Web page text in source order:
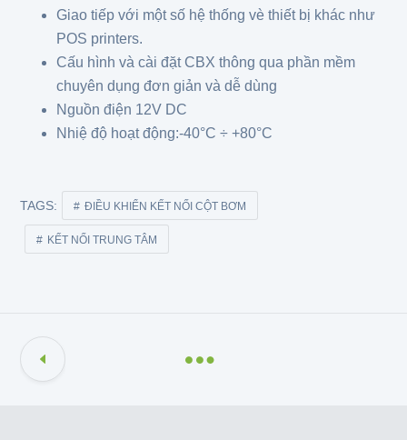
Giao tiếp với một số hệ thống vè thiết bị khác như
POS printers.
Cấu hình và cài đặt CBX thông qua phần mềm
chuyên dụng đơn giản và dễ dùng
Nguồn điện 12V DC
Nhiệ độ hoạt động:-40°C ÷ +80°C
TAGS: ĐIỀU KHIỂN KẾT NỐI CỘT BƠM
KẾT NỐI TRUNG TÂM